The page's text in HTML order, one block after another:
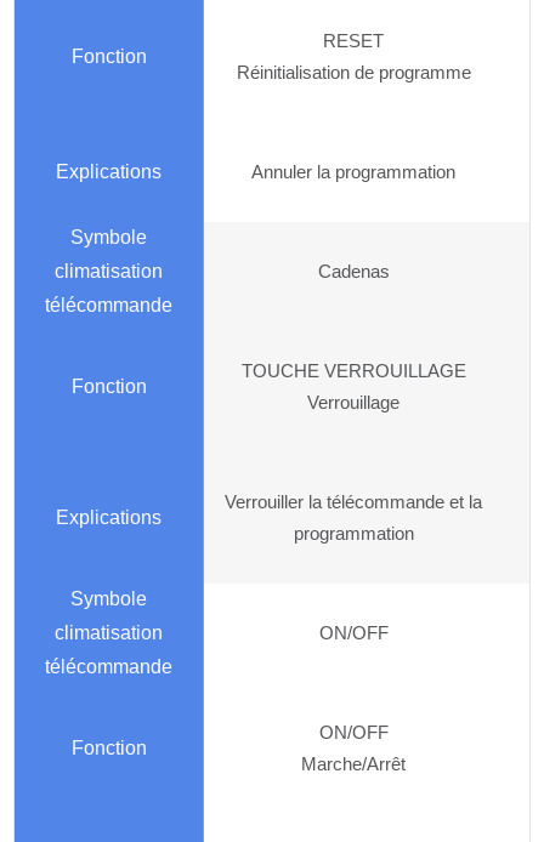
RESET
Réinitialisation de programme
Annuler la programmation
Cadenas
TOUCHE VERROUILLAGE
Verrouillage
Verrouiller la télécommande et la
programmation
ON/OFF
ON/OFF
Marche/Arrêt